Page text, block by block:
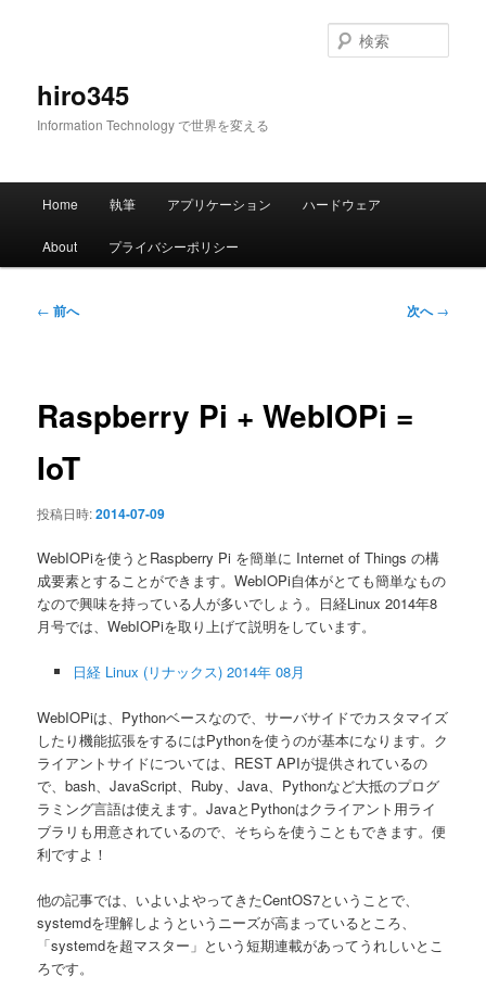
hiro345
Information Technology で世界を変える
索
メ
Home 執筆 アプリケーション ハードウェア
About プライバシーポリシー
投
ー
ョ
← 前へ 次へ→
Raspberry Pi + WebIOPi =
IoT
投稿日時:2014-07-09
WebIOPiを使うとRaspberry Pi を簡単に Internet of Things の構
成要素とすることができます。WebIOPi自体がとても簡単なもの
なので興味を持っている人が多いでしょう。日経Linux 2014年8
月号では、WebIOPiを取り上げて説明をしています。
日経 Linux (リナックス) 2014年 08月
WebIOPiは、Pythonベースなので、サーバサイドでカスタマイズ
したり機能拡張をするにはPythonを使うのが基本になります。ク
ライアントサイドについては、REST APIが提供されているの
で、bash、JavaScript、Ruby、Java、Pythonなど大抵のプログ
ラミング言語は使えます。JavaとPythonはクライアント用ライ
ブラリも用意されているので、そちらを使うこともできます。便
利ですよ！
他の記事では、いよいよやってきたCentOS7ということで、
systemdを理解しようというニーズが高まっているところ、
「systemdを超マスター」という短期連載があってうれしいとこ
ろです。